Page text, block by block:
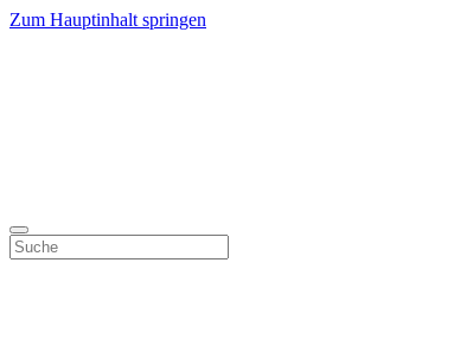
Zum Hauptinhalt springen